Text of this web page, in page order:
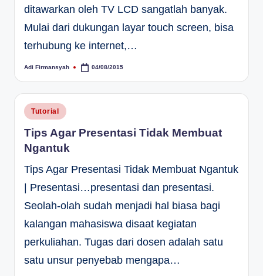
ditawarkan oleh TV LCD sangatlah banyak.
Mulai dari dukungan layar touch screen, bisa
terhubung ke internet,…
Posted
Adi Firmansyah 04/08/2015
Posted
in
Tutorial
Tips Agar Presentasi Tidak Membuat
Ngantuk
Tips Agar Presentasi Tidak Membuat Ngantuk
| Presentasi…presentasi dan presentasi.
Seolah-olah sudah menjadi hal biasa bagi
kalangan mahasiswa disaat kegiatan
perkuliahan. Tugas dari dosen adalah satu
satu unsur penyebab mengapa…